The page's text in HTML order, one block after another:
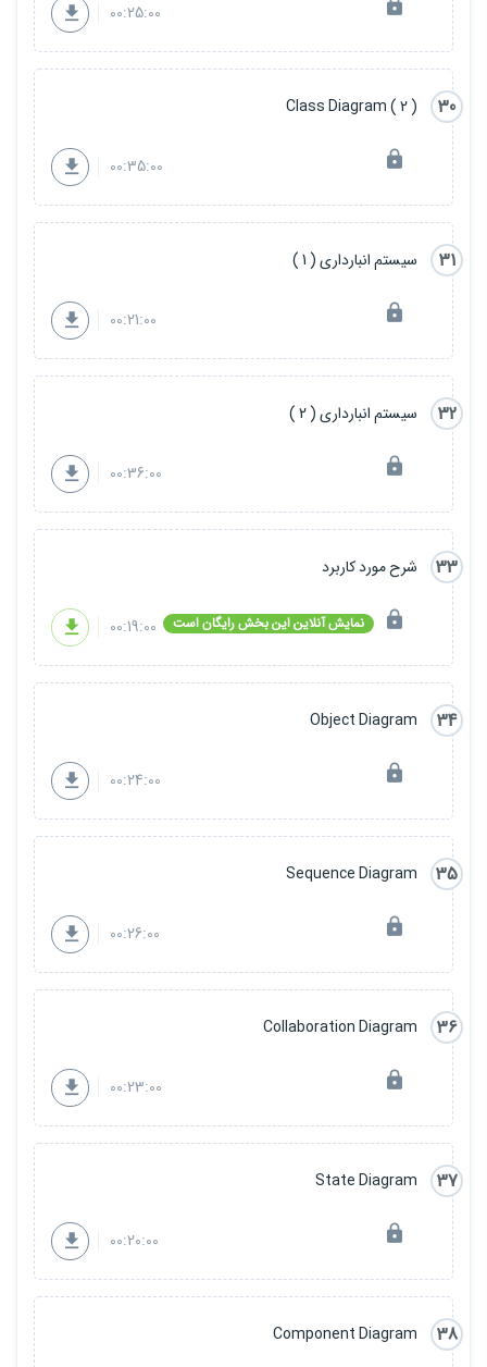
00:25:00
30
( 2 ) Class Diagram
00:35:00
31 سیستم انبارداری ( 1 )
00:21:00
32 سیستم انبارداری ( 2 )
00:36:00
33 شرح مورد کاربرد
نمایش آنلاین این بخش رایگان است 00:19:00
34
Object Diagram
00:24:00
35
Sequence Diagram
00:26:00
36
Collaboration Diagram
00:23:00
37
State Diagram
00:20:00
38
Component Diagram